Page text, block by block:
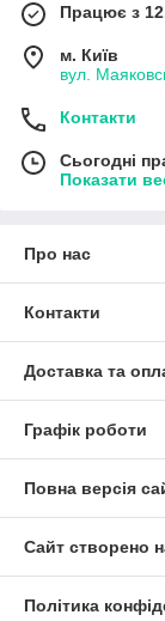
Працює з
м. Київ
вул.
Контакти
Сьогодні
Показати
Про нас
Контакти
Доставка та
Графік роботи
Повна версія
Сайт створено
Політика